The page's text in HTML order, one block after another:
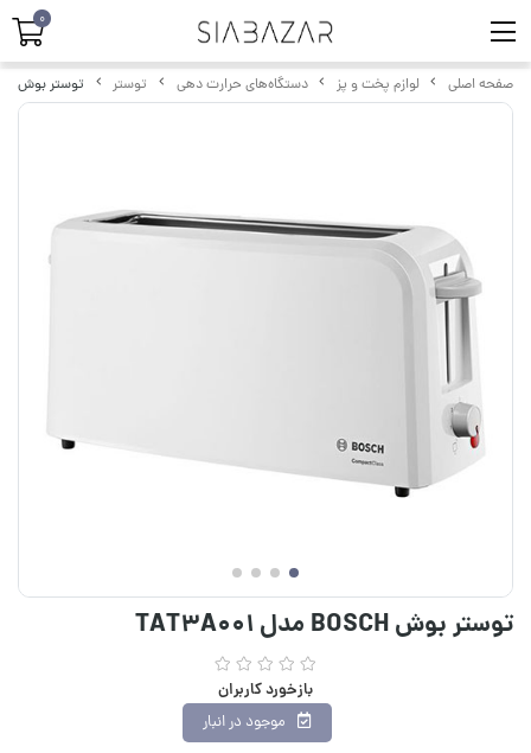
صفحه اصلی لوازم پخت و پز دستگاه‌های حرارت دهی توستر توستر بوش BOSCH مدل TAT3A001
توستر بوش BOSCH مدل TAT3A001
بازخورد کاربران
موجود در انبار
0